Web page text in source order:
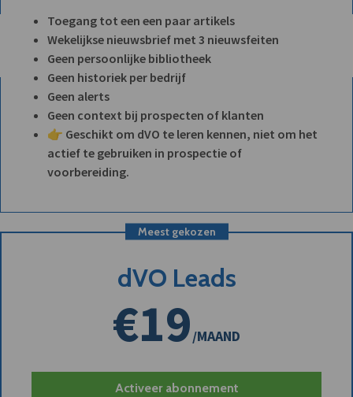
Toegang tot een een paar artikels
Wekelijkse nieuwsbrief met 3 nieuwsfeiten
Geen persoonlijke bibliotheek
Geen historiek per bedrijf
Geen alerts
Geen context bij prospecten of klanten
👉 Geschikt om dVO te leren kennen, niet om het
actief te gebruiken in prospectie of
voorbereiding.
Meest gekozen
dVO Leads
€19/MAAND
Activeer abonnement